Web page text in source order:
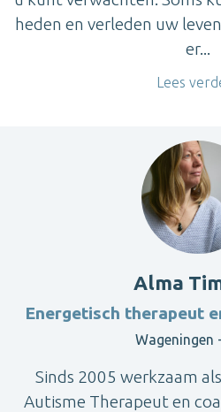
heden en verleden uw
er...
Lees
Alma
Energetisch therapeut
Wageningen
Sinds 2005 werkzaam
Autisme Therapeut en